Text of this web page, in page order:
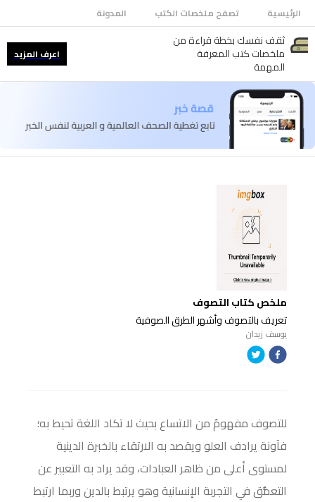
الرئيسية تصفح ملخصات الكتب المدونة
ثقف نفسك بخطة قراءة من
ملخصات كتب المعرفة
المهمة
اعرف المزيد
ملخص كتاب التصوف
تعريف بالتصوف وأشهر الطرق الصوفية
يوسف زيدان
للتصوف مفهومٌ من الاتساع بحيث لا تكاد اللغة تحيط به؛
فآونة يرادف العلو ويقصد به الارتقاء بالخبرة الدينية
لمستوى أعلى من ظاهر العبادات، وقد يراد به التعبير عن
التعمُّق في التجربة الإنسانية وهو يرتبط بالدين وربما ارتبط